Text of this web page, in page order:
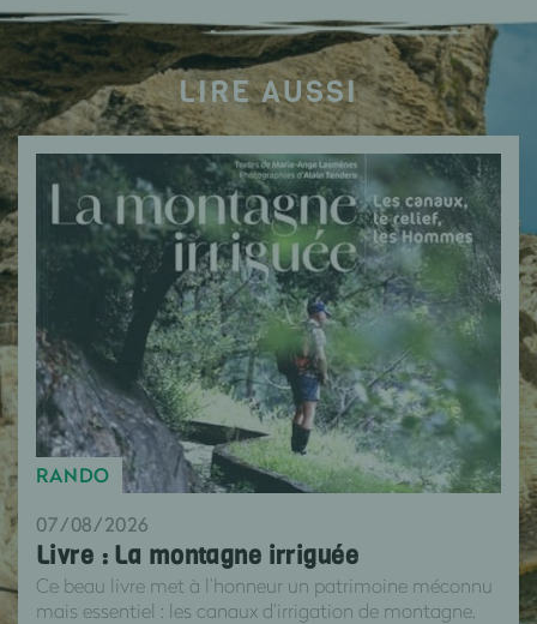
LIRE AUSSI
RANDO
07/08/2026
Livre : La montagne irriguée
Ce beau livre met à l’honneur un patrimoine méconnu
mais essentiel : les canaux d’irrigation de montagne.